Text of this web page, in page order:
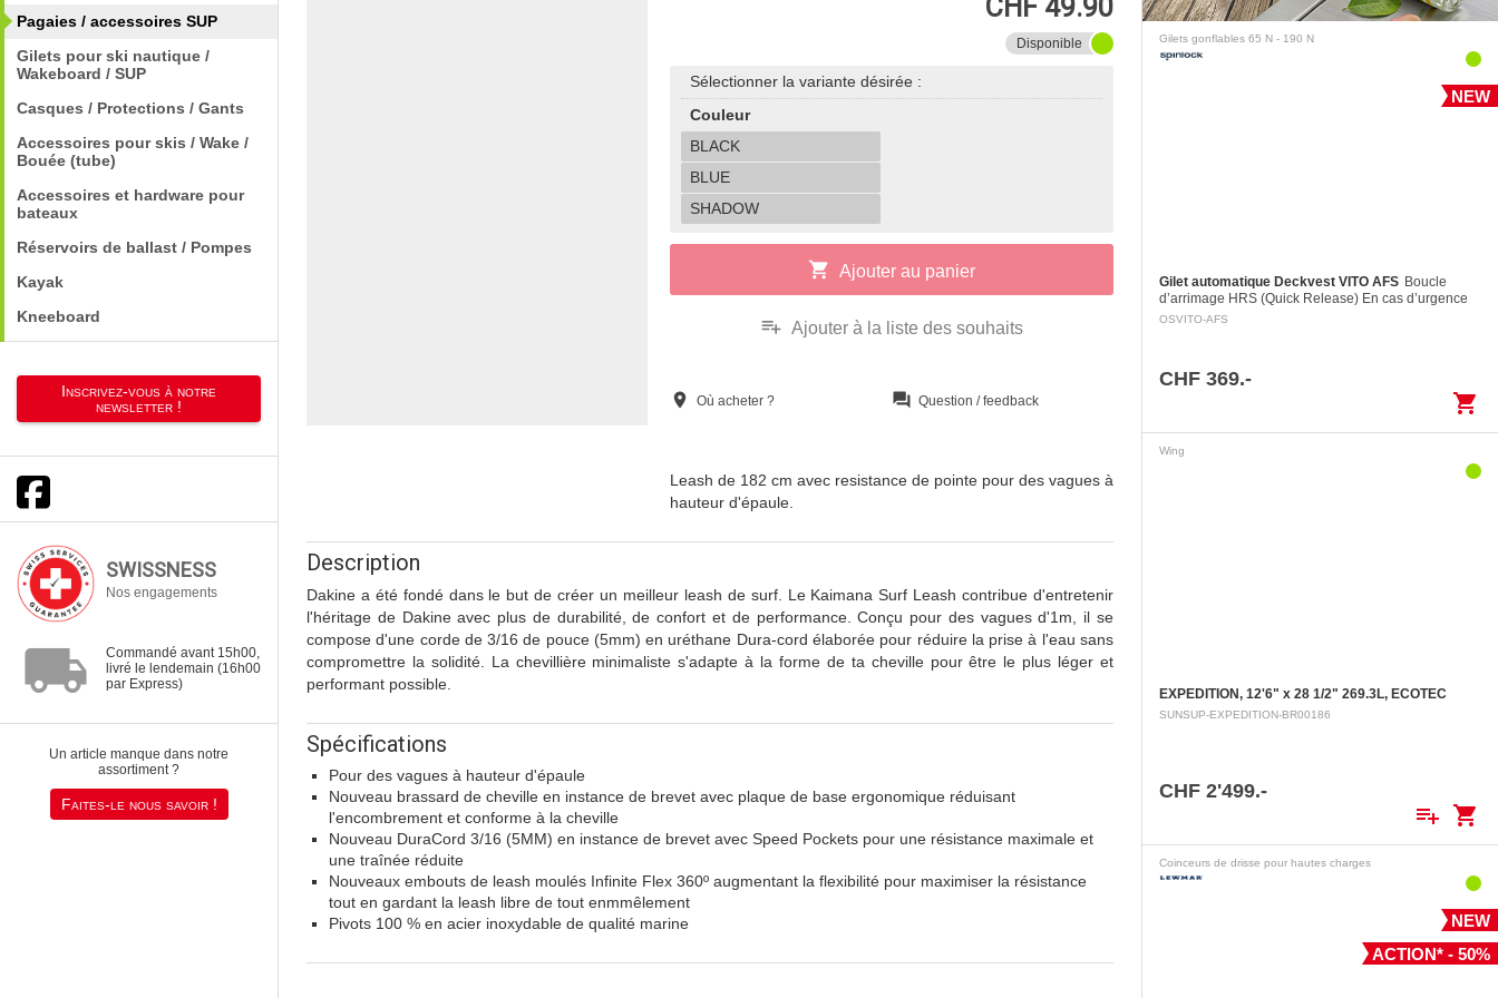
Pagaies / accessoires SUP
Gilets pour ski nautique /
Wakeboard / SUP
Casques / Protections / Gants
Accessoires pour skis / Wake /
Bouée (tube)
Accessoires et hardware pour
bateaux
Réservoirs de ballast / Pompes
Kayak
Kneeboard
Inscrivez-vous à notre
newsletter !
SWISSNESS
Nos engagements
local_shipping
Commandé avant 15h00,
livré le lendemain (16h00
par Express)
Un article manque dans notre
assortiment ?
Faites-le nous savoir !
CHF 49.90
Disponible
Sélectionner la variante désirée :
Couleur
BLACK
BLUE
SHADOW
shopping_cart Ajouter au panier
playlist_add Ajouter à la liste des souhaits
location_on Où acheter ? question_answer Question / feedback
Leash de 182 cm avec resistance de pointe pour des vagues à
hauteur d'épaule.
Description
Dakine a été fondé dans le but de créer un meilleur leash de surf. Le Kaimana Surf Leash contribue d'entretenir
l'héritage de Dakine avec plus de durabilité, de confort et de performance. Conçu pour des vagues d'1m, il se
compose d'une corde de 3/16 de pouce (5mm) en uréthane Dura-cord élaborée pour réduire la prise à l'eau sans
compromettre la solidité. La chevillière minimaliste s'adapte à la forme de ta cheville pour être le plus léger et
performant possible.
Spécifications
Pour des vagues à hauteur d'épaule
Nouveau brassard de cheville en instance de brevet avec plaque de base ergonomique réduisant
l'encombrement et conforme à la cheville
Nouveau DuraCord 3/16 (5MM) en instance de brevet avec Speed Pockets pour une résistance maximale et
une traînée réduite
Nouveaux embouts de leash moulés Infinite Flex 360º augmentant la flexibilité pour maximiser la résistance
tout en gardant la leash libre de tout enmmêlement
Pivots 100 % en acier inoxydable de qualité marine
Gilets gonflables 65 N - 190 N
NEW
Gilet automatique Deckvest VITO AFS Boucle
d’arrimage HRS (Quick Release) En cas d’urgence
une personne peut dissocier la boucle d’arrimage en
OSVITO-AFS
CHF 369.-
shopping_cart
Wing
EXPEDITION, 12'6" x 28 1/2" 269.3L, ECOTEC
SUNSUP-EXPEDITION-BR00186
CHF 2'499.-
playlist_add shopping_cart
Coinceurs de drisse pour hautes charges
NEW
ACTION* - 50%